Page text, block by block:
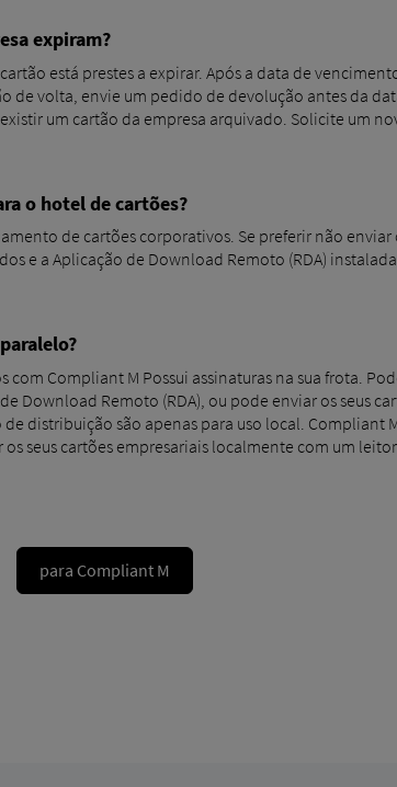
expiram?
está prestes a expirar. Após a data de
de volta, envie um pedido de devolução antes da
um cartão da empresa arquivado. Solicite um
o hotel de cartões?
de cartões corporativos. Se preferir não enviar
e a Aplicação de Download Remoto (RDA)
Compliant M Possui assinaturas na sua frota.
Download Remoto (RDA), ou pode enviar os seus
distribuição são apenas para uso local. Compliant
seus cartões empresariais localmente com um
para Compliant M